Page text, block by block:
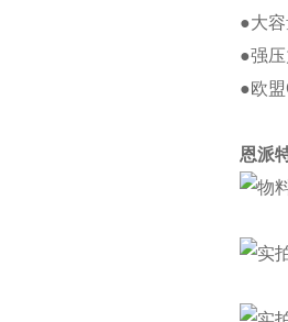
●大
●强
●欧盟
恩派